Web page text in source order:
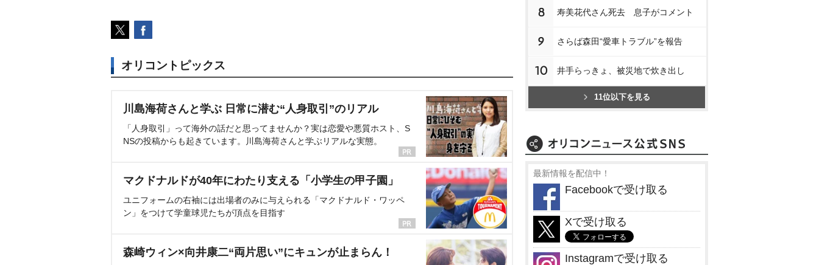
オリコントピックス
川島海荷さんと学ぶ 日常に潜む“人身取引”のリアル
「人身取引」って海外の話だと思ってませんか？実は恋愛や悪質ホスト、S
NSの投稿からも起きています。川島海荷さんと学ぶリアルな実態。
マクドナルドが40年にわたり支える「小学生の甲子園」
ユニフォームの右袖には出場者のみに与えられる「マクドナルド・ワッペ
ン」をつけて学童球児たちが頂点を目指す
森崎ウィン×向井康二“両片思い”にキュンが止まらん！
8 寿美花代さん死去 息子がコメント
9 さらば森田“愛車トラブル”を報告
10 井手らっきょ、被災地で炊き出し
11位以下を見る
最新情報を配信中！
Facebookで受け取る
Xで受け取る
Instagramで受け取る